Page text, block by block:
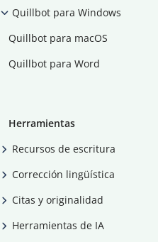
Quillbot para Windows
Quillbot para macOS
Quillbot para Word
Herramientas
Recursos de escritura
Corrección lingüística
Citas y originalidad
Herramientas de IA